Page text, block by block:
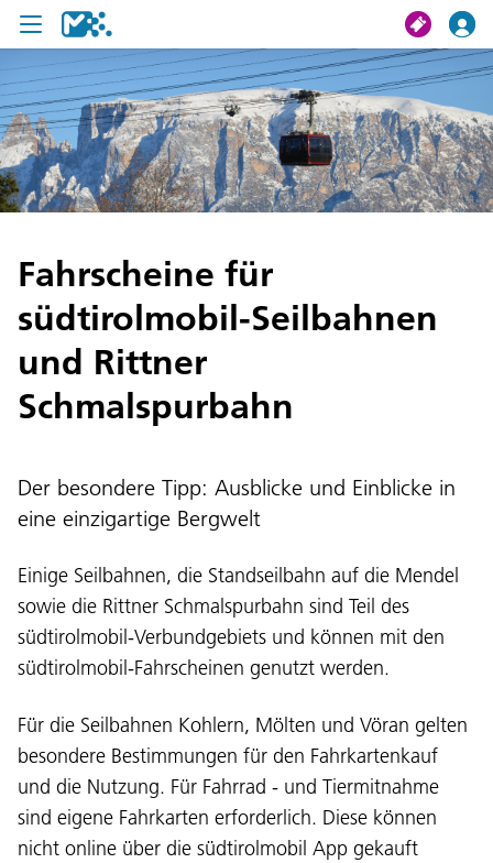
Suche
Meine Fahrt
U19 Pass
News
Projekte
Service und Kontakt
Fahrscheine für
südtirolmobil-Seilbahnen
und Rittner
Schmalspurbahn
Der besondere Tipp: Ausblicke und Einblicke in
eine einzigartige Bergwelt
Einige Seilbahnen, die Standseilbahn auf die Mendel
sowie die Rittner Schmalspurbahn sind Teil des
südtirolmobil-Verbundgebiets und können mit den
südtirolmobil-Fahrscheinen genutzt werden.
Für die Seilbahnen Kohlern, Mölten und Vöran gelten
besondere Bestimmungen für den Fahrkartenkauf
und die Nutzung. Für Fahrrad - und Tiermitnahme
sind eigene Fahrkarten erforderlich. Diese können
nicht online über die südtirolmobil App gekauft